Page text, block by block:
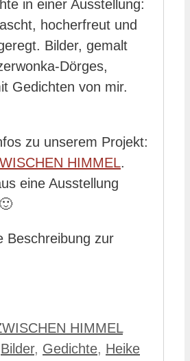
in einer Ausstellung:
hocherfreut und
Bilder, gemalt
Dörges,
Gedichten von mir.
zu unserem Projekt:
HIMMEL.
eine Ausstellung
Beschreibung zur
HIMMEL
Bilder, Gedichte, Heike